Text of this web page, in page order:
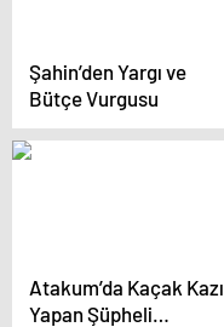
Şahin’den Yargı ve
Bütçe Vurgusu
Atakum’da Kaçak Kazı
Yapan Şüpheli